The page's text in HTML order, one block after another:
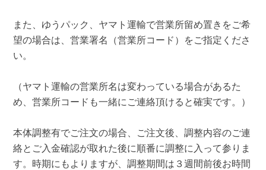
また、ゆうパック、ヤマト運輸で営業所留め置きをご希
望の場合は、営業署名（営業所コード）をご指定くださ
い。
（ヤマト運輸の営業所名は変わっている場合があるた
め、営業所コードも一緒にご連絡頂けると確実です。）
本体調整有でご注文の場合、ご注文後、調整内容のご連
絡とご入金確認が取れた後に順番に調整に入って参りま
す。時期にもよりますが、調整期間は３週間前後お時間